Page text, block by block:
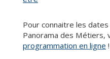
Pour connaitre les
Panorama des Métiers,
programmation en ligne !